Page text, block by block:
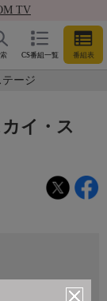
TV
CS番組一覧 番組表
ージ
イ・ス